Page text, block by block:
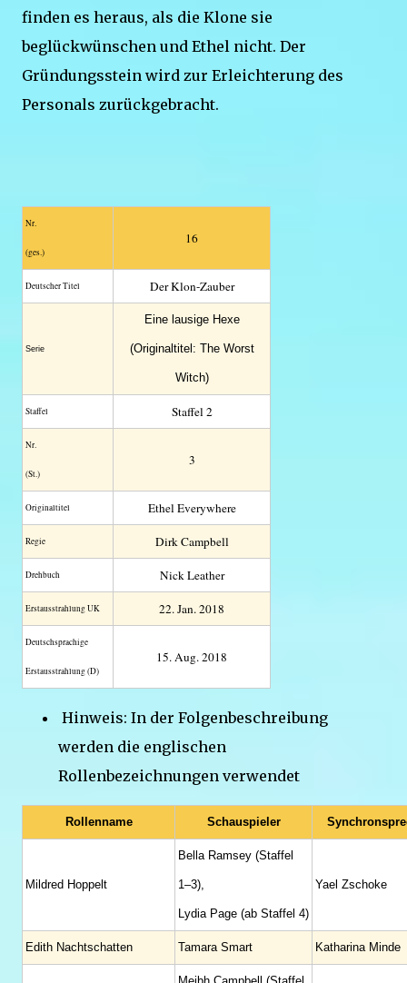
finden es heraus, als die Klone sie
beglückwünschen und Ethel nicht. Der
Gründungsstein wird zur Erleichterung des
Personals zurückgebracht.
Nr.
(ges.)
16
Deutscher Titel Der Klon-Zauber
Serie
Eine lausige Hexe
(Originaltitel: The Worst
Witch)
Staffel Staffel 2
Nr.
(St.)
3
Original­titel Ethel Everywhere
Regie Dirk Campbell
Drehbuch Nick Leather
Erstaus­strahlung UK 22. Jan. 2018
Deutsch­sprachige
Erstaus­strahlung (D)
15. Aug. 2018
Hinweis: In der Folgenbeschreibung
werden die englischen
Rollenbezeichnungen verwendet
Rollenname Schauspieler
Mildred Hoppelt
Bella Ramsey (Staffel
1–3),
Lydia Page (ab Staffel 4)
Yael Zschoke
Edith Nachtschatten Tamara Smart Katharina Minde